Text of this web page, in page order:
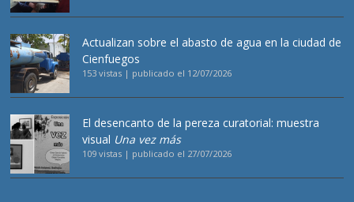
Actualizan sobre el abasto de agua en la ciudad de
Cienfuegos
153 vistas | publicado el 12/07/2026
El desencanto de la pereza curatorial: muestra
visual Una vez más
109 vistas | publicado el 27/07/2026